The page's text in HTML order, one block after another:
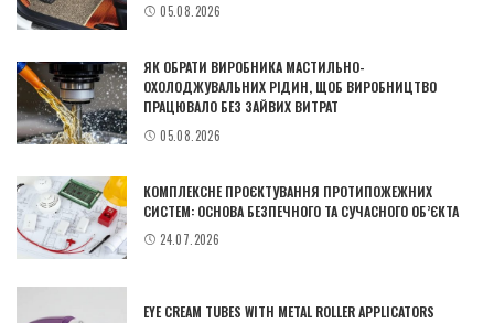
05.08.2026
ЯК ОБРАТИ ВИРОБНИКА МАСТИЛЬНО-
ОХОЛОДЖУВАЛЬНИХ РІДИН, ЩОБ ВИРОБНИЦТВО
ПРАЦЮВАЛО БЕЗ ЗАЙВИХ ВИТРАТ
05.08.2026
КОМПЛЕКСНЕ ПРОЄКТУВАННЯ ПРОТИПОЖЕЖНИХ
СИСТЕМ: ОСНОВА БЕЗПЕЧНОГО ТА СУЧАСНОГО ОБ’ЄКТА
24.07.2026
EYE CREAM TUBES WITH METAL ROLLER APPLICATORS